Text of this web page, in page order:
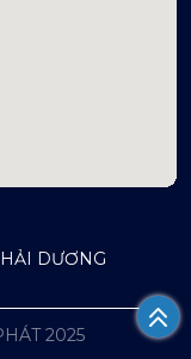
DƯƠNG
2025